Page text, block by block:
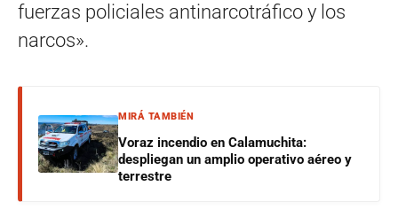
fuerzas policiales antinarcotráfico y los
narcos».
MIRÁ TAMBIÉN
Voraz incendio en Calamuchita:
despliegan un amplio operativo aéreo y
terrestre